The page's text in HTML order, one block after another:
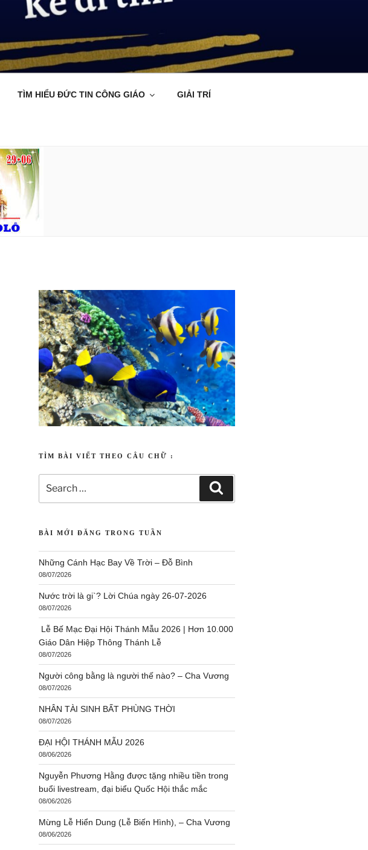
TÌM HIỂU ĐỨC TIN CÔNG GIÁO GIẢI TRÍ
Tạo vật linh động
TÌM BÀI VIẾT THEO CÂU CHỮ :
BÀI MỚI ĐĂNG TRONG TUẦN
Những Cánh Hạc Bay Về Trời – Đỗ Bình
08/07/2026
Nước trời là gi`? Lời Chúa ngày 26-07-2026
08/07/2026
Lễ Bế Mạc Đại Hội Thánh Mẫu 2026 | Hơn 10.000
Giáo Dân Hiệp Thông Thánh Lễ
08/07/2026
Người công bằng là người thế nào? – Cha Vương
08/07/2026
NHÂN TÀI SINH BẤT PHÙNG THỜI
08/07/2026
ĐẠI HỘI THÁNH MẪU 2026
08/06/2026
Nguyễn Phương Hằng được tặng nhiều tiền trong
buổi livestream, đại biểu Quốc Hội thắc mắc
08/06/2026
Mừng Lễ Hiển Dung (Lễ Biến Hình), – Cha Vương
08/06/2026